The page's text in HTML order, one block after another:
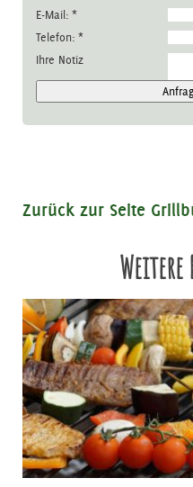
E-Mail: *
Telefon: *
Ihre Notiz
Zurück zur Seite
Weitere